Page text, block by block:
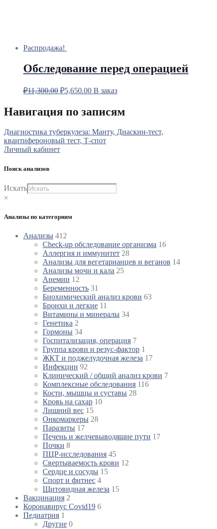
Распродажа!
Обследование перед операцией
₽11,300.00 ₽5,650.00 В заказ
Навигация по записям
Диагностика туберкулеза: Манту, Диаскин-тест,
квантифероновый тест, Т-спот
Личный кабинет
Поиск анализов
Искать
×
Анализы по категориям
Анализы 412
Check-up обследование организма 16
Аллергия и иммунитет 28
Анализы для вегетарианцев и веганов 14
Анализы мочи и кала 25
Анемии 12
Беременность 31
Биохимический анализ крови 63
Бронхи и легкие 11
Витамины и минералы 34
Генетика 2
Гормоны 34
Госпитализация, операция 7
Группа крови и резус-фактор 1
ЖКТ и поджелудочная железа 17
Инфекции 92
Клинический / общий анализ крови 7
Комплексные обследования 116
Кости, мышцы и суставы 28
Кровь на сахар 10
Лишний вес 15
Онкомаркеры 28
Паразиты 17
Печень и желчевыводящие пути 17
Почки 8
ПЦР-исследования 45
Свертываемость крови 12
Сердце и сосуды 15
Спорт и фитнес 4
Щитовидная железа 15
Вакцинация 2
Коронавирус Covid19 6
Педиатрия 1
Другие 0